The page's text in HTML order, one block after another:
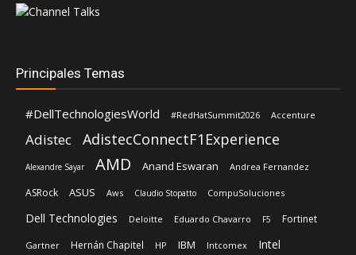
Principales Temas
#DellTechnologiesWorld #RedHatSummit2026 Accenture
Adistec AdistecConnectF1Experience
Alexandre Sayar AMD Anand Eswaran Andrea Fernandez
ASRock ASUS Aws Claudio Stopatto CompuSoluciones
Dell Technologies Deloitte Eduardo Chavarro F5 Fortinet
Gartner Hernán Chapitel HP IBM Intcomex Intel